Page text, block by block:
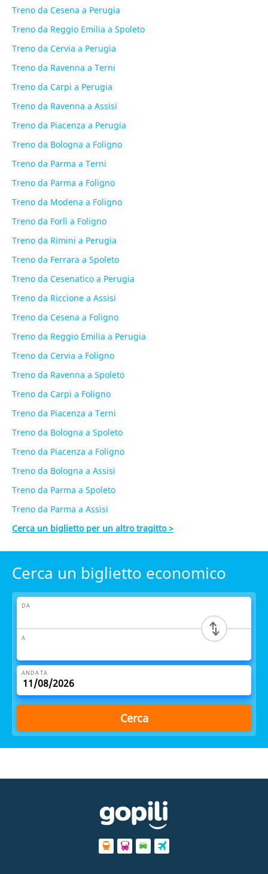
Treno da Cesena a Perugia
Treno da Reggio Emilia a Spoleto
Treno da Cervia a Perugia
Treno da Ravenna a Terni
Treno da Carpi a Perugia
Treno da Ravenna a Assisi
Treno da Piacenza a Perugia
Treno da Bologna a Foligno
Treno da Parma a Terni
Treno da Parma a Foligno
Treno da Modena a Foligno
Treno da Forlì a Foligno
Treno da Rimini a Perugia
Treno da Ferrara a Spoleto
Treno da Cesenatico a Perugia
Treno da Riccione a Assisi
Treno da Cesena a Foligno
Treno da Reggio Emilia a Perugia
Treno da Cervia a Foligno
Treno da Ravenna a Spoleto
Treno da Carpi a Foligno
Treno da Piacenza a Terni
Treno da Bologna a Spoleto
Treno da Piacenza a Foligno
Treno da Bologna a Assisi
Treno da Parma a Spoleto
Treno da Parma a Assisi
Cerca un biglietto per un altro tragitto >
Cerca un biglietto economico
DA
A
ANDATA
Cerca